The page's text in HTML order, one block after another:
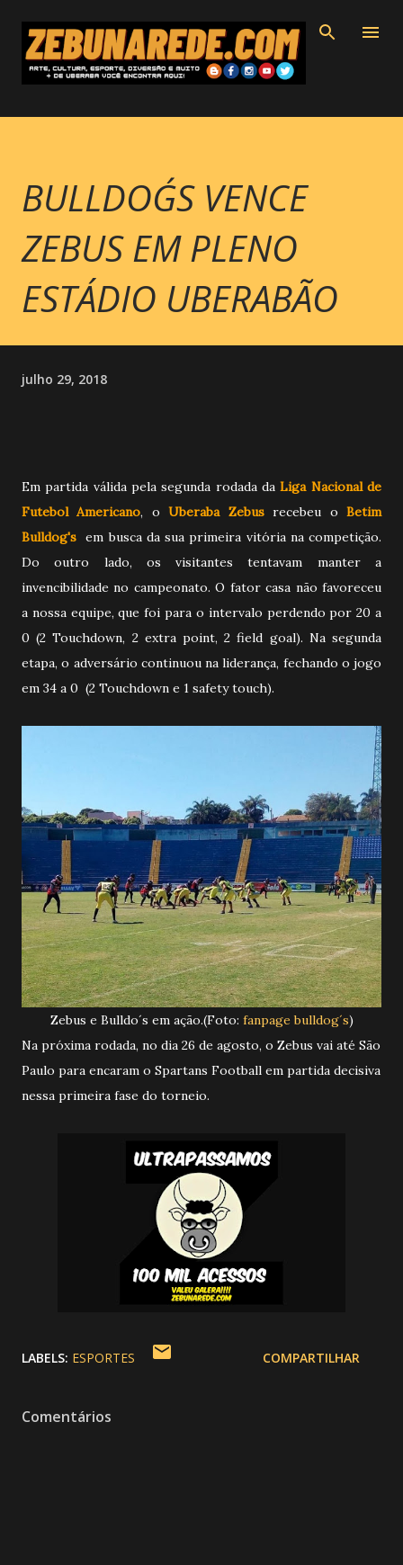
Pular para o conteúdo principal
BULLDOG´S VENCE
ZEBUS EM PLENO
ESTÁDIO UBERABÃO
julho 29, 2018
Em partida válida pela segunda rodada daLiga Nacional de
Futebol Americano, oUberaba Zebusrecebeu oBetim
Bulldog's em busca da sua primeira vitória na competição.
Do outro lado, os visitantes tentavam manter a
invencibilidade no campeonato. O fator casa não favoreceu
a nossa equipe, que foi para o intervalo perdendo por 20 a
0 (2 Touchdown, 2 extra point, 2 field goal). Na segunda
etapa, o adversário continuou na liderança, fechando o jogo
em 34 a 0 (2 Touchdown e 1 safety touch).
Zebus e Bulldo´s em ação.(Foto: fanpage bulldog´s)
Na próxima rodada, no dia 26 de agosto, o Zebus vai até São
Paulo para encaram o Spartans Football em partida decisiva
nessa primeira fase do torneio.
LABELS: ESPORTES COMPARTILHAR
Comentários